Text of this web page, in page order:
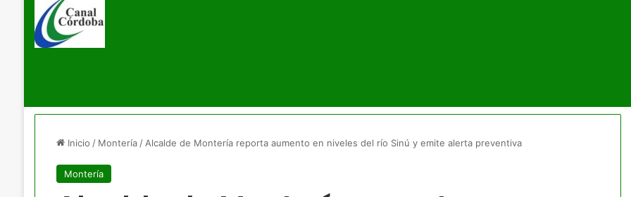
Inicio / Montería / Alcalde de Montería reporta aumento en niveles del río Sinú y emite alerta preventiva
Montería